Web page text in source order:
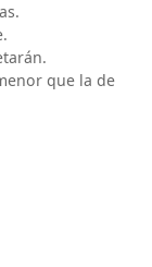
que la de